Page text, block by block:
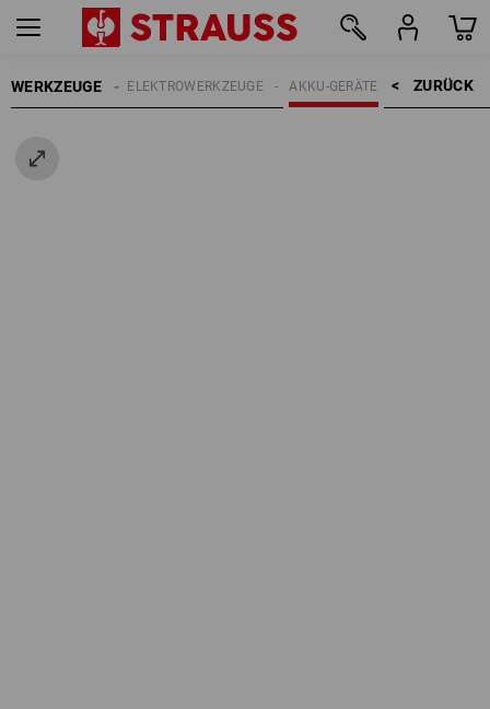
WERKZEUGE ZURÜCK    >
AKKU-GERÄTE
ELEKTROWERKZEUGE